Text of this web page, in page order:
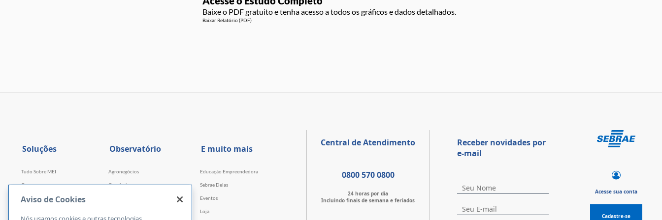
Baixe o PDF gratuito e tenha acesso a todos os gráficos e dados detalhados.
Baixar Relatório (PDF)
Soluções
Tudo Sobre MEI
Cursos
Cursos por WhatsApp
Observatório
Agronegócios
Comércio
E muito mais
Educação Empreendedora
Sebrae Delas
Eventos
Loja
Central de Atendimento
0800 570 0800
24 horas por dia
Incluindo finais de semana e feriados
Receber novidades por
e-mail
Acesse sua conta
Cadastre-se
Aviso de Cookies